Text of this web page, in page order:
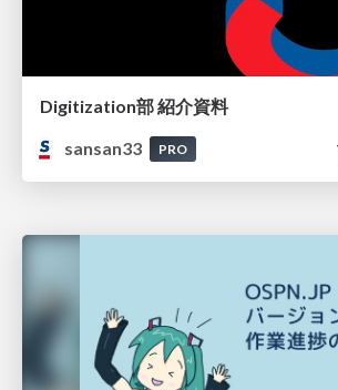
Digitization部 紹介資料
sansan33
PRO